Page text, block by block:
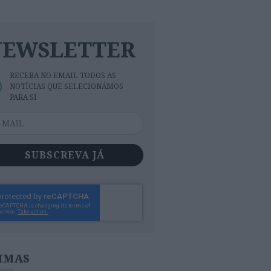
RECEBA NO EMAIL TODOS AS
NOTÍCIAS QUE SELECIONÁMOS
PARA SI
SUBSCREVA JÁ